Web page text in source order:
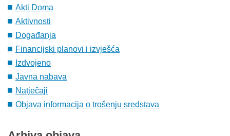
Akti Doma
Aktivnosti
Događanja
Financijski planovi i izvješća
Izdvojeno
Javna nabava
Natječaji
Objava informacija o trošenju sredstava